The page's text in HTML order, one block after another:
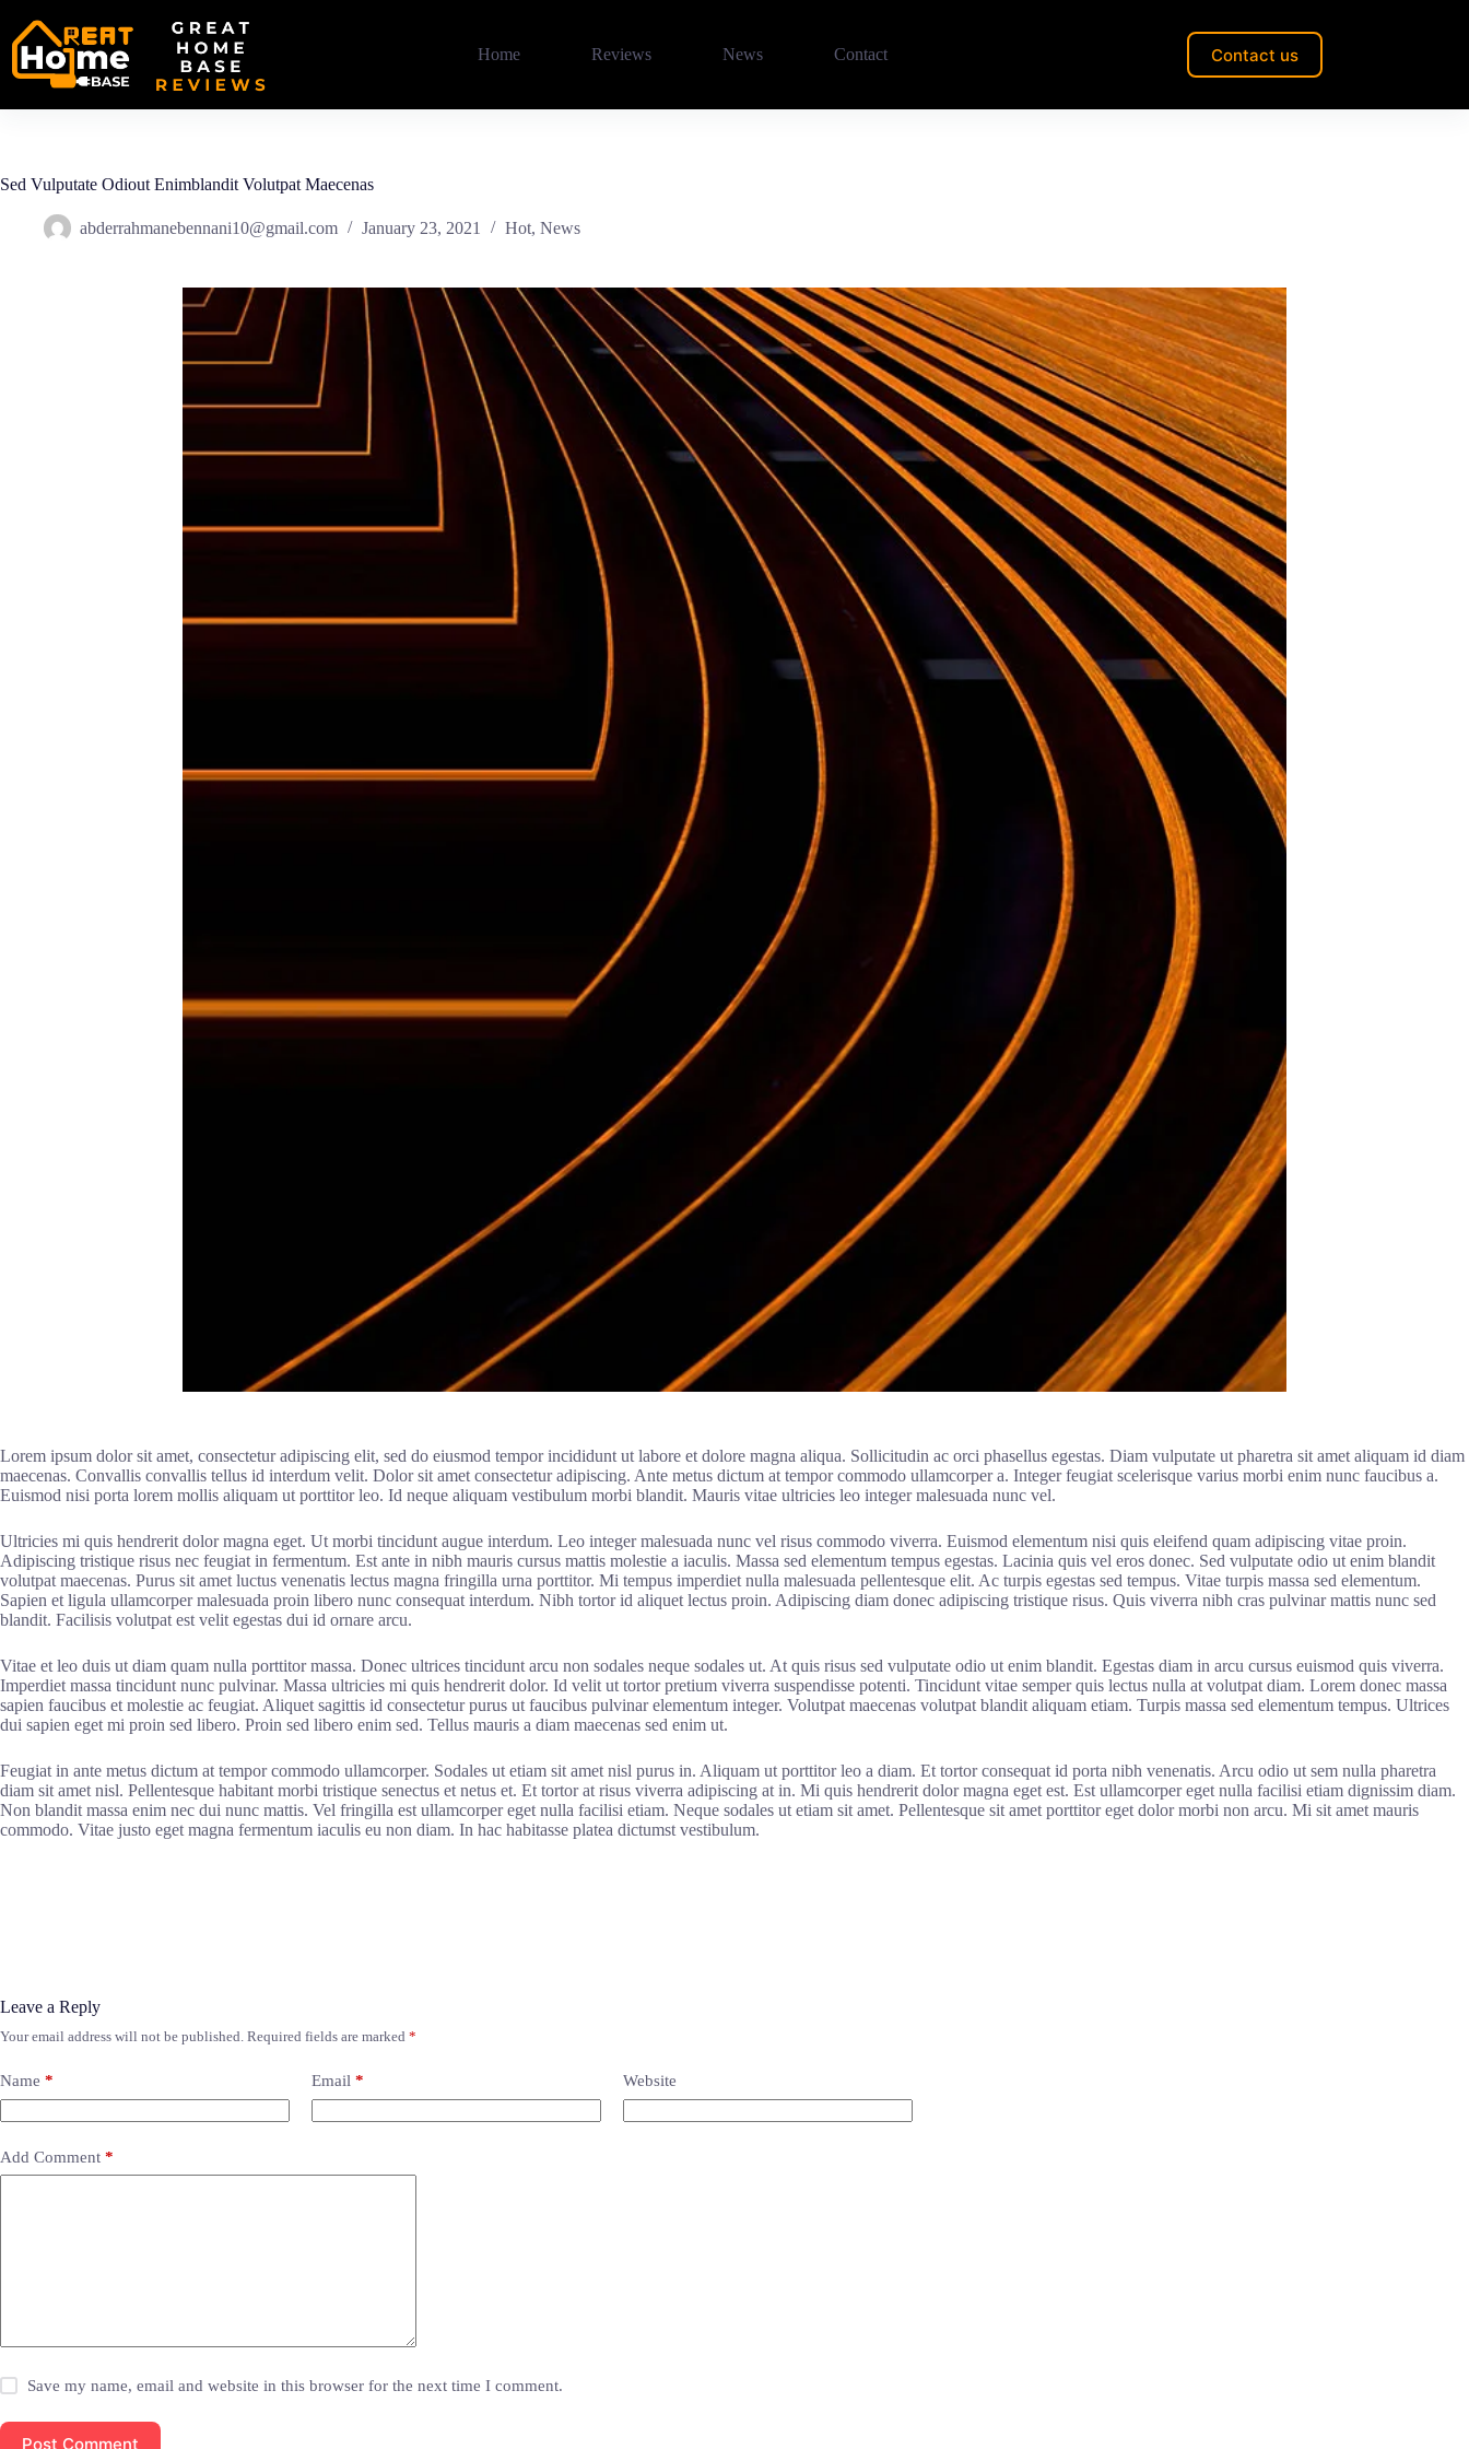
content
Home Reviews News Contact Contact us
Sed Vulputate Odiout Enimblandit Volutpat Maecenas
abderrahmanebennani10@gmail.com January 23, 2021 Hot, News
Lorem ipsum dolor sit amet, consectetur adipiscing elit, sed do eiusmod tempor incididunt ut labore et dolore magna aliqua. Sollicitudin ac orci phasellus egestas. Diam vulputate ut pharetra sit amet aliquam id diam
maecenas. Convallis convallis tellus id interdum velit. Dolor sit amet consectetur adipiscing. Ante metus dictum at tempor commodo ullamcorper a. Integer feugiat scelerisque varius morbi enim nunc faucibus a.
Euismod nisi porta lorem mollis aliquam ut porttitor leo. Id neque aliquam vestibulum morbi blandit. Mauris vitae ultricies leo integer malesuada nunc vel.
Ultricies mi quis hendrerit dolor magna eget. Ut morbi tincidunt augue interdum. Leo integer malesuada nunc vel risus commodo viverra. Euismod elementum nisi quis eleifend quam adipiscing vitae proin.
Adipiscing tristique risus nec feugiat in fermentum. Est ante in nibh mauris cursus mattis molestie a iaculis. Massa sed elementum tempus egestas. Lacinia quis vel eros donec. Sed vulputate odio ut enim blandit
volutpat maecenas. Purus sit amet luctus venenatis lectus magna fringilla urna porttitor. Mi tempus imperdiet nulla malesuada pellentesque elit. Ac turpis egestas sed tempus. Vitae turpis massa sed elementum.
Sapien et ligula ullamcorper malesuada proin libero nunc consequat interdum. Nibh tortor id aliquet lectus proin. Adipiscing diam donec adipiscing tristique risus. Quis viverra nibh cras pulvinar mattis nunc sed
blandit. Facilisis volutpat est velit egestas dui id ornare arcu.
Vitae et leo duis ut diam quam nulla porttitor massa. Donec ultrices tincidunt arcu non sodales neque sodales ut. At quis risus sed vulputate odio ut enim blandit. Egestas diam in arcu cursus euismod quis viverra.
Imperdiet massa tincidunt nunc pulvinar. Massa ultricies mi quis hendrerit dolor. Id velit ut tortor pretium viverra suspendisse potenti. Tincidunt vitae semper quis lectus nulla at volutpat diam. Lorem donec massa
sapien faucibus et molestie ac feugiat. Aliquet sagittis id consectetur purus ut faucibus pulvinar elementum integer. Volutpat maecenas volutpat blandit aliquam etiam. Turpis massa sed elementum tempus. Ultrices
dui sapien eget mi proin sed libero. Proin sed libero enim sed. Tellus mauris a diam maecenas sed enim ut.
Feugiat in ante metus dictum at tempor commodo ullamcorper. Sodales ut etiam sit amet nisl purus in. Aliquam ut porttitor leo a diam. Et tortor consequat id porta nibh venenatis. Arcu odio ut sem nulla pharetra
diam sit amet nisl. Pellentesque habitant morbi tristique senectus et netus et. Et tortor at risus viverra adipiscing at in. Mi quis hendrerit dolor magna eget est. Est ullamcorper eget nulla facilisi etiam dignissim diam.
Non blandit massa enim nec dui nunc mattis. Vel fringilla est ullamcorper eget nulla facilisi etiam. Neque sodales ut etiam sit amet. Pellentesque sit amet porttitor eget dolor morbi non arcu. Mi sit amet mauris
commodo. Vitae justo eget magna fermentum iaculis eu non diam. In hac habitasse platea dictumst vestibulum.
Leave a Reply
Your email address will not be published. Required fields are marked *
Name * Email * Website
Add Comment *
Save my name, email and website in this browser for the next time I comment.
Post Comment